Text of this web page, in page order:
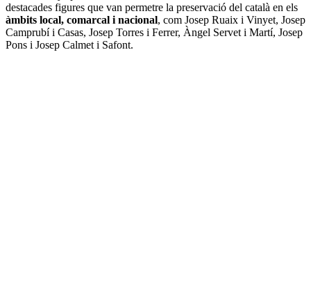
destacades figures que van permetre la preservació del català en els
àmbits local, comarcal i nacional, com Josep Ruaix i Vinyet, Josep
Camprubí i Casas, Josep Torres i Ferrer, Àngel Servet i Martí, Josep
Pons i Josep Calmet i Safont.